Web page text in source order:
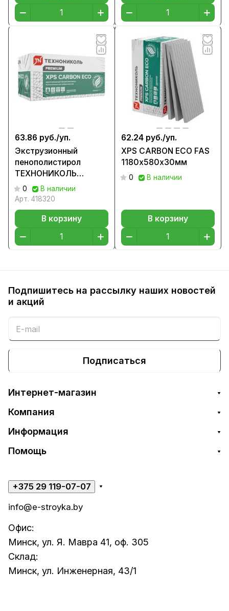
63.86 руб./уп.
Экструзионный
пенополистирол
ТЕХНОНИКОЛЬ
CARBON ECO
1180х580х40
0
В наличии
Арт. 418320
В корзину
62.24 руб./уп.
XPS CARBON ECO FAS
1180х580х30мм
0 В наличии
В корзину
Подпишитесь на рассылку наших новостей
и акций
Подписаться
Интернет-магазин
Компания
Информация
Помощь
+375 29 119-07-07
info@e-stroyka.by
Офис:
Минск, ул. Я. Мавра 41, оф. 305
Склад:
Минск, ул. Инженерная, 43/1